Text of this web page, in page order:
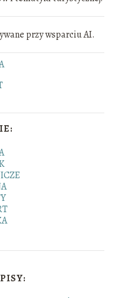
przy wsparciu AI.